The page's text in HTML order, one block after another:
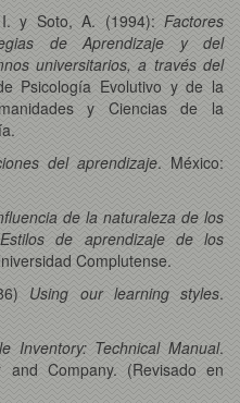
y Soto, A. (1994): Factores
de Aprendizaje y del
universitarios, a través del
Psicología Evolutivo y de la
y Ciencias de la
del aprendizaje. México:
de la naturaleza de los
de aprendizaje de los
Complutense.
Using our learning styles.
Inventory: Technical Manual.
and Company. (Revisado en